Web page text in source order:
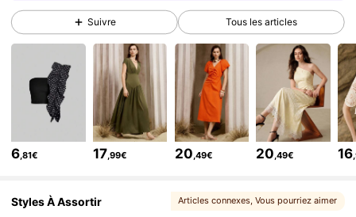
4,65 49K Suiveurs
49K Suiveurs
49K Suiveurs
49K Suiveurs
4,65 49K Suiveurs
Suivre Tous les articles
6 ,81€ 17 ,99€ 20 ,49€ 20 ,49€ 16
Styles À Assortir Articles connexes, Vous pourriez aimer